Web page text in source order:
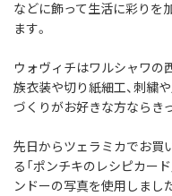
などに飾って生活に彩りを
ます。
ウォヴィチはワルシャワの
族衣装や切り紙細工、刺繍
づくりがお好きな方ならき
先日からツェラミカでお買
る「ポンチキのレシピカード
ンドーの写真を使用しまし